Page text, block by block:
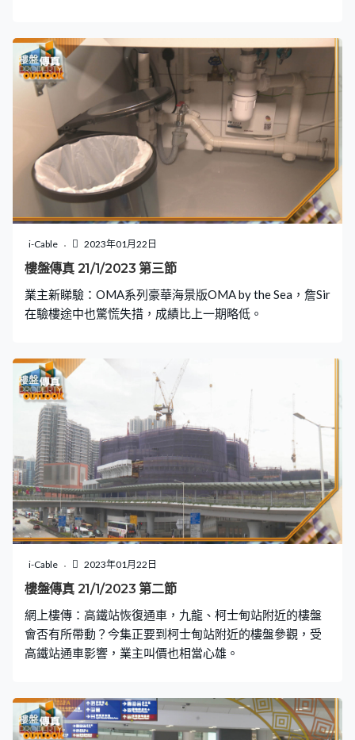
i-Cable 2023年01月22日
樓盤傳真 21/1/2023 第三節
業主新睇驗：OMA系列豪華海景版OMA by the Sea，詹Sir
在驗樓途中也驚慌失措，成績比上一期略低。
i-Cable 2023年01月22日
樓盤傳真 21/1/2023 第二節
網上樓傳：高鐵站恢復通車，九龍、柯士甸站附近的樓盤
會否有所帶動？今集正要到柯士甸站附近的樓盤參觀，受
高鐵站通車影響，業主叫價也相當心雄。